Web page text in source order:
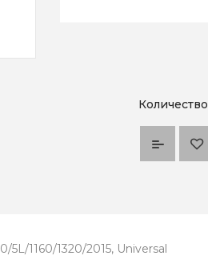
Количество
5L/1160/1320/2015, Universal